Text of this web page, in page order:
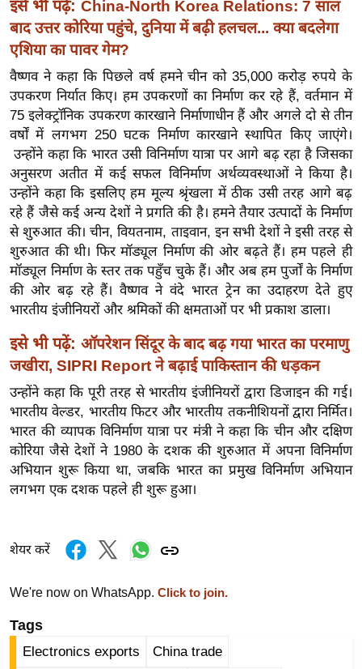
बे
मि
ल
श
ख्सि
य
त
यं
ग
इं
डि
या
सा
हि
त्य
ज
ग
त
ऑ
टो
व
ज
फ
म
नो
रं
इसे भी पढ़ें: China-North Korea Relations: 7 साल
बाद उत्तर कोरिया पहुंचे, दुनिया में बढ़ी हलचल... क्या बदलेगा
एशिया का पावर गेम?
वैष्णव ने कहा कि पिछले वर्ष हमने चीन को 35,000 करोड़ रुपये के
उपकरण निर्यात किए। हम उपकरणों का निर्माण कर रहे हैं, वर्तमान में
75 इलेक्ट्रॉनिक उपकरण कारखाने निर्माणाधीन हैं और अगले दो से तीन
वर्षों में लगभग 250 घटक निर्माण कारखाने स्थापित किए जाएंगे।
उन्होंने कहा कि भारत उसी विनिर्माण यात्रा पर आगे बढ़ रहा है जिसका
अनुसरण अतीत में कई सफल विनिर्माण अर्थव्यवस्थाओं ने किया है।
उन्होंने कहा कि इसलिए हम मूल्य श्रृंखला में ठीक उसी तरह आगे बढ़
रहे हैं जैसे कई अन्य देशों ने प्रगति की है। हमने तैयार उत्पादों के निर्माण
से शुरुआत की। चीन, वियतनाम, ताइवान, इन सभी देशों ने इसी तरह से
शुरुआत की थी। फिर मॉड्यूल निर्माण की ओर बढ़ते हैं। हम पहले ही
मॉड्यूल निर्माण के स्तर तक पहुँच चुके हैं। और अब हम पुर्जों के निर्माण
की ओर बढ़ रहे हैं। वैष्णव ने वंदे भारत ट्रेन का उदाहरण देते हुए
भारतीय इंजीनियरों और श्रमिकों की क्षमताओं पर भी प्रकाश डाला।
इसे भी पढ़ें: ऑपरेशन सिंदूर के बाद बढ़ गया भारत का परमाणु
जखीरा, SIPRI Report ने बढ़ाई पाकिस्तान की धड़कन
उन्होंने कहा कि पूरी तरह से भारतीय इंजीनियरों द्वारा डिजाइन की गई।
भारतीय वेल्डर, भारतीय फिटर और भारतीय तकनीशियनों द्वारा निर्मित।
भारत की व्यापक विनिर्माण यात्रा पर मंत्री ने कहा कि चीन और दक्षिण
कोरिया जैसे देशों ने 1980 के दशक की शुरुआत में अपना विनिर्माण
अभियान शुरू किया था, जबकि भारत का प्रमुख विनिर्माण अभियान
लगभग एक दशक पहले ही शुरू हुआ।
शेयर करें
We're now on WhatsApp. Click to join.
Tags
Electronics exports China trade